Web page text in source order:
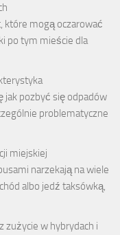
które mogą oczarować
po tym mieście dla
jak pozbyć się odpadów
problematyczne
miejskiej
narzekają na wiele
albo jedź taksówką,
zużycie w hybrydach i